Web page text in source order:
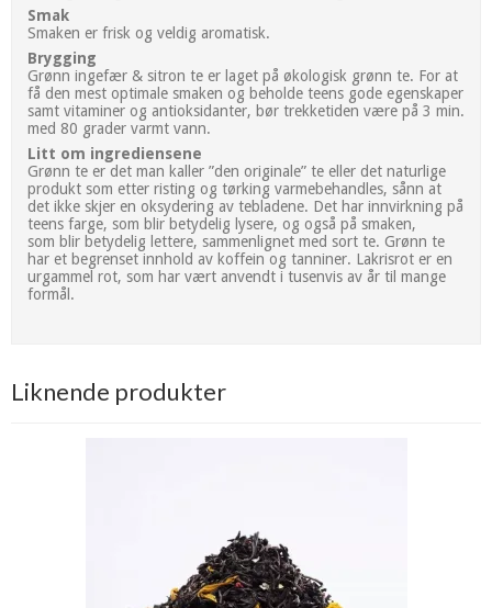
Smak
Smaken er frisk og veldig aromatisk.
Brygging
Grønn ingefær & sitron te er laget på økologisk grønn te. For at
få den mest optimale smaken og beholde teens gode egenskaper
samt vitaminer og antioksidanter, bør trekketiden være på 3 min.
med 80 grader varmt vann.
Litt om ingrediensene
Grønn te er det man kaller ”den originale” te eller det naturlige
produkt som etter risting og tørking varmebehandles, sånn at
det ikke skjer en oksydering av tebladene. Det har innvirkning på
teens farge, som blir betydelig lysere, og også på smaken,
som blir betydelig lettere, sammenlignet med sort te. Grønn te
har et begrenset innhold av koffein og tanniner. Lakrisrot er en
urgammel rot, som har vært anvendt i tusenvis av år til mange
formål.
Liknende produkter